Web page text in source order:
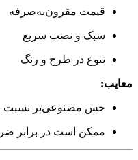
قیمت مقرون‌به‌صرفه
سبک و نصب سریع
تنوع در طرح و رنگ
معایب:
حس مصنوعی‌تر نسبت
ممکن است در برابر